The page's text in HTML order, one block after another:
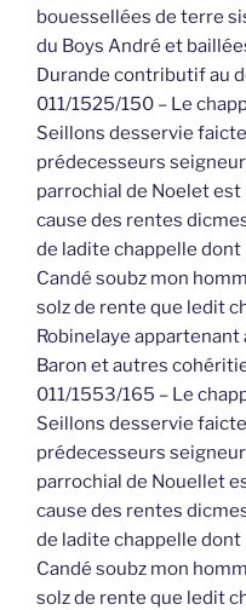
bouessellées de terre
du Boys André et
Durande contributif au
011/1525/150 – Le
Seillons desservie
prédecesseurs
parrochial de Noelet
cause des rentes
de ladite chappelle
Candé soubz mon
solz de rente que ledit
Robinelaye appartenant
Baron et autres
011/1553/165 – Le
Seillons desservie
prédecesseurs
parrochial de Nouellet
cause des rentes
de ladite chappelle
Candé soubz mon
solz de rente que ledit